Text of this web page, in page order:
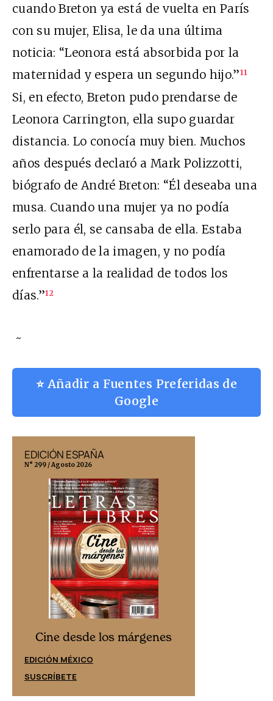
cuando Breton ya está de vuelta en París
con su mujer, Elisa, le da una última
noticia: “Leonora está absorbida por la
maternidad y espera un segundo hijo.”11
Si, en efecto, Breton pudo prendarse de
Leonora Carrington, ella supo guardar
distancia. Lo conocía muy bien. Muchos
años después declaró a Mark Polizzotti,
biógrafo de André Breton: “Él deseaba una
musa. Cuando una mujer ya no podía
serlo para él, se cansaba de ella. Estaba
enamorado de la imagen, y no podía
enfrentarse a la realidad de todos los
días.”12
~
⭐ Añadir a Fuentes Preferidas de
Google
EDICIÓN ESPAÑA
N° 299 / Agosto 2026
Cine desde los márgenes
EDICIÓN MÉXICO
SUSCRÍBETE